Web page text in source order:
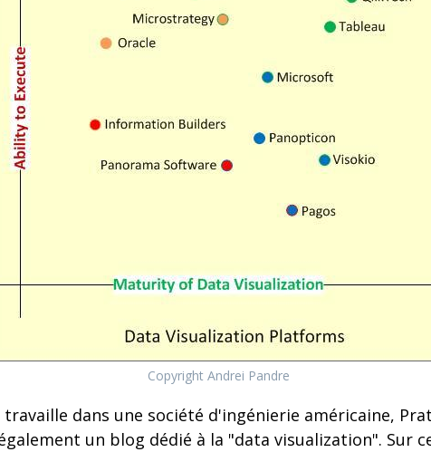
Copyright Andrei Pandre
dans une société d'ingénierie américaine,
un blog dédié à la "data visualization". Sur